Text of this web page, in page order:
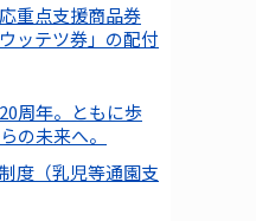
重点支援商品券
ッテツ券」の配付
周年。ともに歩
の未来へ。
度（乳児等通園支